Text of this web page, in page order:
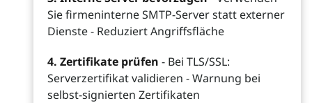
Sie firmeninterne SMTP-Server statt externer
Dienste - Reduziert Angriffsfläche
4. Zertifikate prüfen - Bei TLS/SSL:
Serverzertifikat validieren - Warnung bei
selbst-signierten Zertifikaten